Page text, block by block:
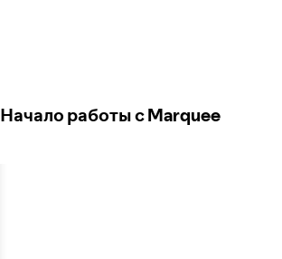
Начало работы с Marquee